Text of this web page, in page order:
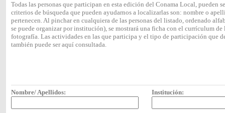
Todas las personas que participan en esta edición del Conama Local, pueden
criterios de búsqueda que pueden ayudarnos a localizarlas son: nombre o
pertenecen. Al pinchar en cualquiera de las personas del listado, ordenado
se puede organizar por institución), se mostrará una ficha con el currículum de
fotografía. Las actividades en las que participa y el tipo de participación que
también puede ser aquí consultada.
Nombre/ Apellidos: Institución: